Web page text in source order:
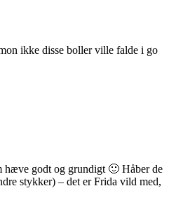
ikke disse boller ville falde i go
hæve godt og grundigt 🙂 Håber de
stykker) – det er Frida vild med,